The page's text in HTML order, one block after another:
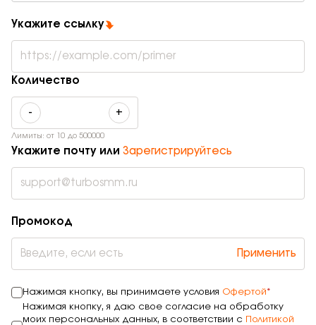
Укажите ссылку
Количество
- +
Лимиты: от 10 до 500000
Укажите почту или Зарегистрируйтесь
Промокод
Применить
Нажимая кнопку, вы принимаете условия Офертой*
Нажимая кнопку, я даю свое согласие на обработку
моих персональных данных, в соответствии с Политикой